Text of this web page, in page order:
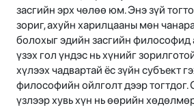
засгийн эрх чөлөө юм. Энэ зүй
зориг, ахуйн харилцааны мөн
болохыг эдийн засгийн философид
үзэх гол үндэс нь хүнийг
хүлээх чадвартай ёс зүйн субъект
философийн ойлголт дээр тогтдог.
үзлээр хувь хүн нь өөрийн